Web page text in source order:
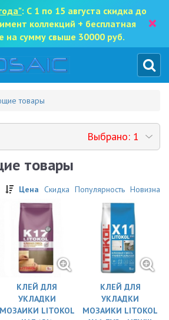
: С 1 по 15 августа скидка до
коллекций + бесплатная
на сумму свыше 30000 руб.
×
товары
Выбрано: 1
товары
Цена Скидка Популярность Новизна
КЛЕЙ ДЛЯ
УКЛАДКИ
МОЗАИКИ LITOKOL
КЛЕЙ ДЛЯ
УКЛАДКИ
МОЗАИКИ LITOKOL